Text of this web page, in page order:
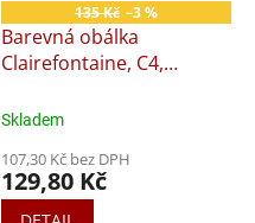
135 Kč –3 %
Barevná obálka
Clairefontaine, C4,
Skladem
107,30 Kč bez DPH
129,80 Kč